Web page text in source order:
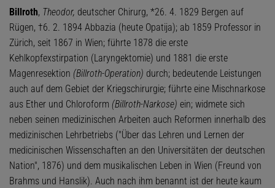
Billroth, Theodor, deutscher Chirurg, *26. 4. 1829 Bergen auf
Rügen, †6. 2. 1894 Abbazia (heute Opatija); ab 1859 Professor in
Zürich, seit 1867 in Wien; führte 1878 die erste
Kehlkopfexstirpation (Laryngektomie) und 1881 die erste
Magenresektion (Billroth-Operation) durch; bedeutende Leistungen
auch auf dem Gebiet der Kriegschirurgie; führte eine Mischnarkose
aus Ether und Chloroform (Billroth-Narkose) ein; widmete sich
neben seinen medizinischen Arbeiten auch Reformen innerhalb des
medizinischen Lehrbetriebs ("Über das Lehren und Lernen der
medicinischen Wissenschaften an den Universitäten der deutschen
Nation", 1876) und dem musikalischen Leben in Wien (Freund von
Brahms und Hanslik). Auch nach ihm benannt ist der heute kaum